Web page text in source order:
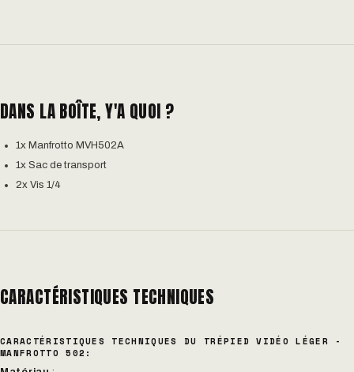
DANS LA BOÎTE, Y'A QUOI ?
1x Manfrotto MVH502A
1x Sac de transport
2x Vis 1/4
CARACTÉRISTIQUES TECHNIQUES
CARACTÉRISTIQUES TECHNIQUES DU TRÉPIED VIDÉO LÉGER -
MANFROTTO 502: